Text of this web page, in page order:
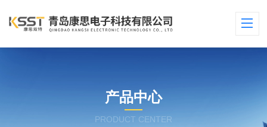
产品中心
PRODUCT CENTER